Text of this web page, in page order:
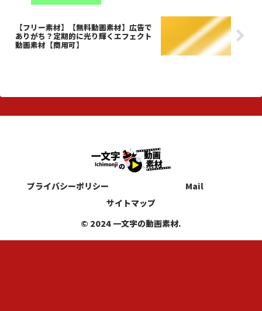
【フリー素材】【無料動画素材】広告で
ありがち？定期的に光り輝くエフェクト
動画素材【商用可】
プライバシーポリシー
Mail
サイトマップ
© 2024 一文字の動画素材.